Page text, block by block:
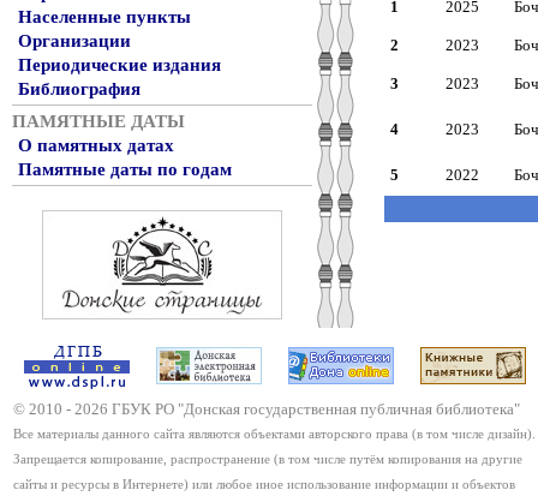
Населенные пункты
Организации
Периодические издания
Библиография
ПАМЯТНЫЕ ДАТЫ
О памятных датах
Памятные даты по годам
1
2025
2 2023
3 2023
4 2023
5 2022
© 2010 - 2026 ГБУК РО "Донская государственная публичная библиотека"
Все материалы данного сайта являются объектами авторского права (в том числе дизайн).
Запрещается копирование, распространение (в том числе путём копирования на другие
сайты и ресурсы в Интернете) или любое иное использование информации и объектов